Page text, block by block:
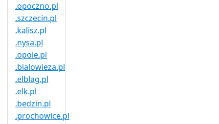
.opoczno.pl
.szczecin.pl
.kalisz.pl
.nysa.pl
.opole.pl
.bialowieza.pl
.elblag.pl
.elk.pl
.bedzin.pl
.prochowice.pl